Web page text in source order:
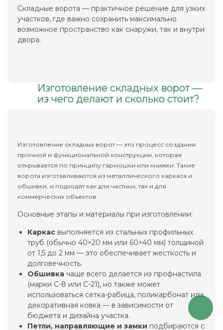
Складные ворота — практичное решение для узких
участков, где важно сохранить максимально
возможное пространство как снаружи, так и внутри
двора.
Изготовление складных ворот —
из чего делают и сколько стоит?
Изготовление складных ворот — это процесс создания
прочной и функциональной конструкции, которая
открывается по принципу гармошки или книжки. Такие
ворота изготавливаются из металлического каркаса и
обшивки, и подходят как для частных, так и для
коммерческих объектов.
Основные этапы и материалы при изготовлении:
Каркас выполняется из стальных профильных
труб (обычно 40×20 мм или 60×40 мм) толщиной
от 1,5 до 2 мм — это обеспечивает жесткость и
долговечность.
Обшивка чаще всего делается из профнастила
(марки С-8 или С-21), но также может
использоваться сетка-рабица, поликарбонат или
декоративная ковка — в зависимости от
бюджета и дизайна участка.
Петли, направляющие и замки подбираются с